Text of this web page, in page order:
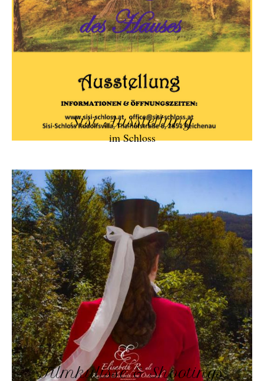
Sisi Ausstellung
im Schloss
Filmkulisse & Shootings